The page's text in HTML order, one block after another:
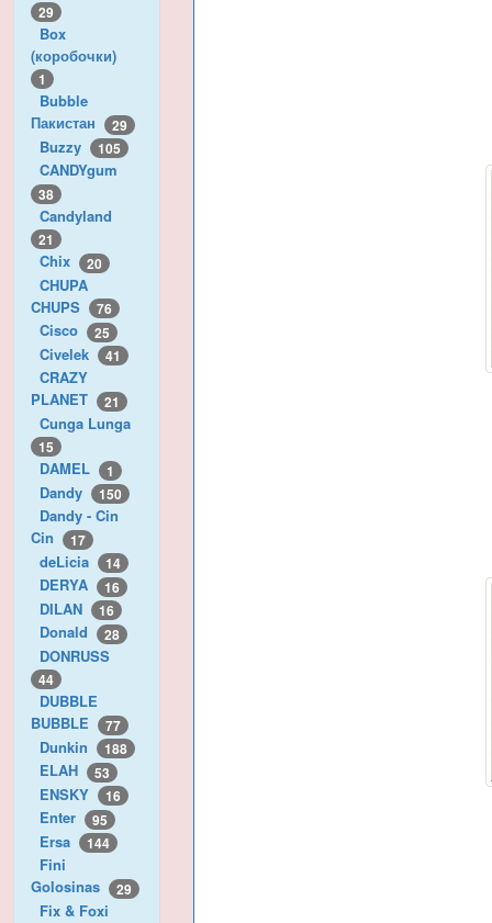
29
Box
(коробочки)
1
Bubble
Пакистан
29
Buzzy 105
CANDYgum
38
Candyland
21
Chix 20
CHUPA
CHUPS
76
Cisco 25
Civelek 41
CRAZY
PLANET
21
Cunga Lunga
15
DAMEL 1
Dandy 150
Dandy - Cin
Cin
17
deLicia 14
DERYA 16
DILAN 16
Donald 28
DONRUSS
44
DUBBLE
BUBBLE
77
Dunkin 188
ELAH 53
ENSKY 16
Enter 95
Ersa 144
Fini
Golosinas
29
Fix & Foxi